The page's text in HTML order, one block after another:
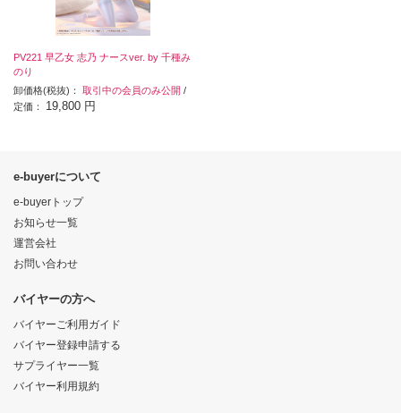
PV221 早乙女 志乃 ナースver. by 千種み
のり
卸価格(税抜)： 取引中の会員のみ公開 /
定価： 19,800 円
e-buyerについて
e-buyerトップ
お知らせ一覧
運営会社
お問い合わせ
バイヤーの方へ
バイヤーご利用ガイド
バイヤー登録申請する
サプライヤー一覧
バイヤー利用規約